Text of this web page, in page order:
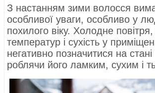
З настанням зими волосся
особливої ​​уваги, особливо у
похилого віку. Холодне
температур і сухість у
негативно позначитися на
роблячи його ламким, сухим і